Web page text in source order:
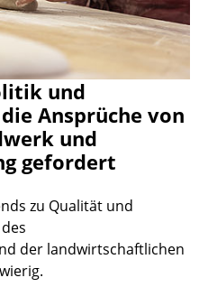
und
Ansprüche von
und
gefordert
zu Qualität und
der landwirtschaftlichen